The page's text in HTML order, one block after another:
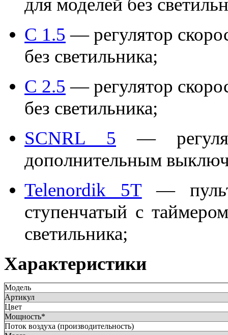
для моделей без
C 1.5 — регулятор
без светильника;
C 2.5 — регулятор
без светильника;
SCNRL 5 —
дополнительным
Telenordik 5T —
ступенчатый с
светильника;
Характеристики
Модель
Артикул
Цвет
Мощность*
Поток воздуха (производительность)